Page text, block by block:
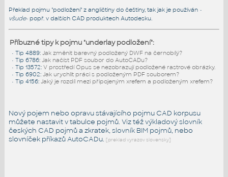
Překlad pojmu "podložení" z angličtiny do češtiny, tak jak je používán -
všude-popř. v dalších CAD produktech Autodesku.
Příbuzné tipy k pojmu "underlay podložení":
• Tip 4889: Jak změnit barevný podložený DWF na černobílý?
• Tip 6786: Jak načíst PDF soubor do AutoCADu?
• Tip 13572: V prostředí Opus se nezobrazují podložené rastrové obrázky.
• Tip 6902: Jak urychlit práci s podloženým PDF souborem?
• Tip 4156: Jaký je rozdíl mezi připojeným xrefem a podloženým xrefem?
Nový pojem nebo opravu stávajícího pojmu CAD korpusu
můžete nastavit v tabulce pojmů. Viz téžvýkladový slovník
českých CAD pojmů a zkratek,slovník BIM pojmů, nebo
slovníček příkazů AutoCADu. [preklad vyrazov slovensky]